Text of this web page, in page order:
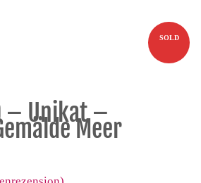
SOLD
– Unikat –
Meer